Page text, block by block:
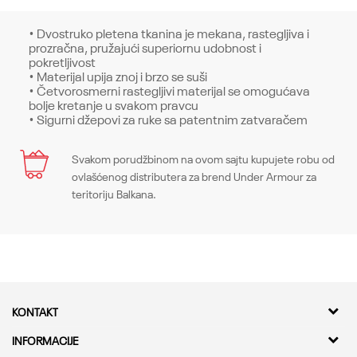
• Dvostruko pletena tkanina je mekana, rastegljiva i
prozračna, pružajući superiornu udobnost i
pokretljivost
• Materijal upija znoj i brzo se suši
• Četvorosmerni rastegljivi materijal se omogućava
bolje kretanje u svakom pravcu
• Sigurni džepovi za ruke sa patentnim zatvaračem
Karakteristika
Kategorija
CO
Ime/Nadimak
Svakom porudžbinom na ovom sajtu kupujete robu od
ovlašćenog distributera za brend Under Armour za
teritoriju Balkana.
KONTAKT
Kvantum Sport d.o.o.
INFORMACIJE